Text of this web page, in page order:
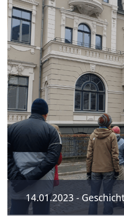
14.01.2023 -